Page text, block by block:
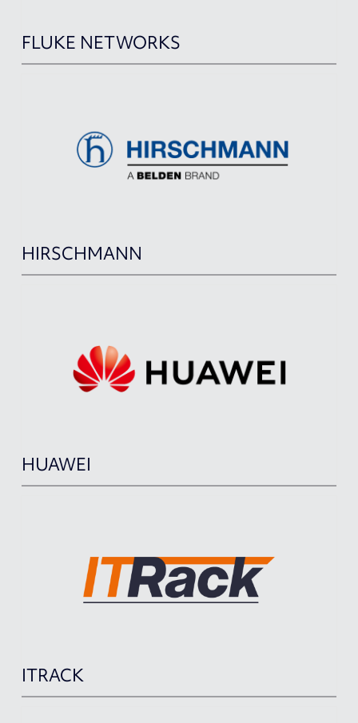
FLUKE NETWORKS
HIRSCHMANN
HUAWEI
ITRACK